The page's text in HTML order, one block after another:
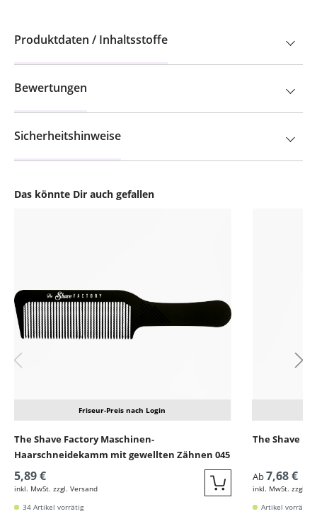
Das könnte Dir auch gefallen
Friseur-Preis nach Login
The Shave Factory Maschinen-
Haarschneidekamm mit gewellten Zähnen 045
5,89 €
inkl. MwSt. zzgl. Versand Quickbuy
34 Artikel vorrätig
The Shave
Ab7,68 €
inkl. MwSt. zzgl.
Artikel vorrätig
Produktdaten / Inhaltsstoffe
Bewertungen
Sicherheitshinweise